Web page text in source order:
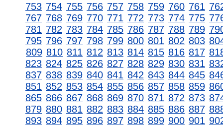
753 754 755 756 757 758 759 760 761
767 768 769 770 771 772 773 774 775
781 782 783 784 785 786 787 788 789
795 796 797 798 799 800 801 802 803
809 810 811 812 813 814 815 816 817
823 824 825 826 827 828 829 830 831
837 838 839 840 841 842 843 844 845
851 852 853 854 855 856 857 858 859
865 866 867 868 869 870 871 872 873
879 880 881 882 883 884 885 886 887
893 894 895 896 897 898 899 900 901